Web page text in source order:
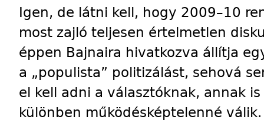
Igen, de látni kell, hogy 2009–10
most zajló teljesen értelmetlen
éppen Bajnaira hivatkozva állítja
a „populista” politizálást, sehová
el kell adni a választóknak, annak
különben működésképtelenné